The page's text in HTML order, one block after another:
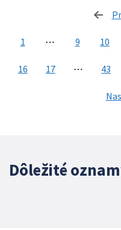
1 ⋯ 9 10
16 17 ⋯ 43
Dôležité